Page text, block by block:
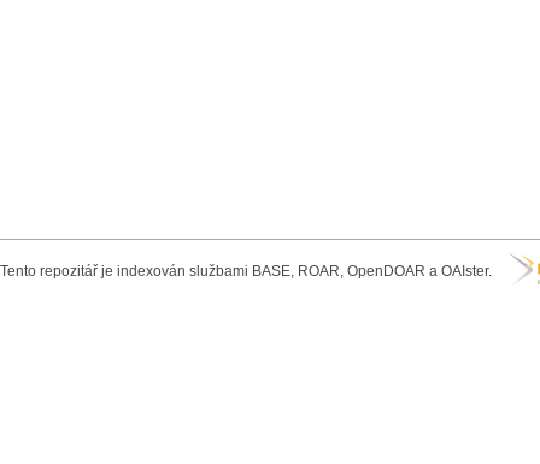
Tento repozitář je indexován službami BASE, ROAR, OpenDOAR a OAIster.